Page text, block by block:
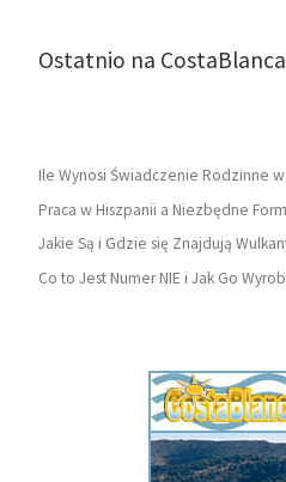
Ostatnio na
Ile Wynosi Świadczenie Rodzinne
Praca w Hiszpanii a Niezbędne
Jakie Są i Gdzie się Znajdują
Co to Jest Numer NIE i Jak Go